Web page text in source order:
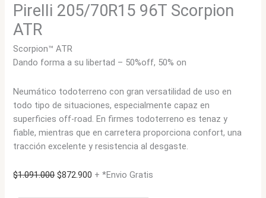
Pirelli 205/70R15 96T Scorpion
ATR
Scorpion™ ATR
Dando forma a su libertad – 50%off, 50% on
Neumático todoterreno con gran versatilidad de uso en
todo tipo de situaciones, especialmente capaz en
superficies off-road. En firmes todoterreno es tenaz y
fiable, mientras que en carretera proporciona confort, una
tracción excelente y resistencia al desgaste.
$1.091.000El
$872.900 El
+ *Envio Gratis